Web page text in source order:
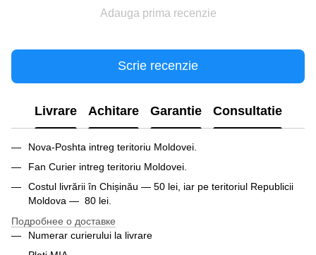
Adauga prima recenzie
Scrie recenzie
Livrare Achitare Garantie Consultatie
Nova-Poshta intreg teritoriu Moldovei.
Fan Curier intreg teritoriu Moldovei.
Costul livrării în Chișinău — 50 lei, iar pe teritoriul Republicii
Moldova — 80 lei.
Подробнее о доставке
Numerar curierului la livrare